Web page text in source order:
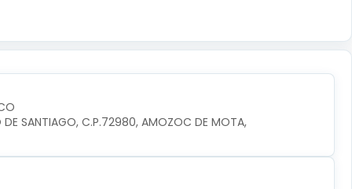
DE SANTIAGO, C.P.72980, AMOZOC DE MOTA,